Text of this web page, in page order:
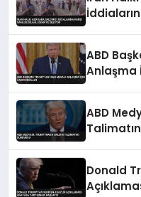
ABD
Anlaşma
ABD
Donald